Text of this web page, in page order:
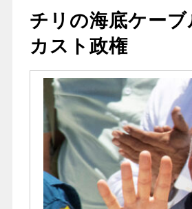
チリの海底ケー
カスト政権